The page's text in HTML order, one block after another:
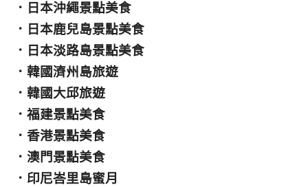
． 日本沖繩景點美食
． 日本鹿兒島景點美食
． 日本淡路島景點美食
． 韓國濟州島旅遊
． 韓國大邱旅遊
． 福建景點美食
． 香港景點美食
． 澳門景點美食
． 印尼峇里島蜜月